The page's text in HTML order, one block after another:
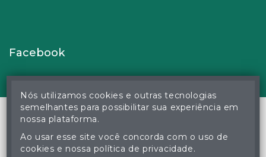
Facebook
© Gustavo Correa Pereira da Silva - Leiloeiro Público Oficial -
Matrícula nº 26 JUCEMS - Todos os direitos reservados
Nós utilizamos cookies e outras tecnologias
semelhantes para possibilitar sua experiência em
nossa plataforma.
Ao usar esse site você concorda com o uso de
cookies e nossa política de privacidade.